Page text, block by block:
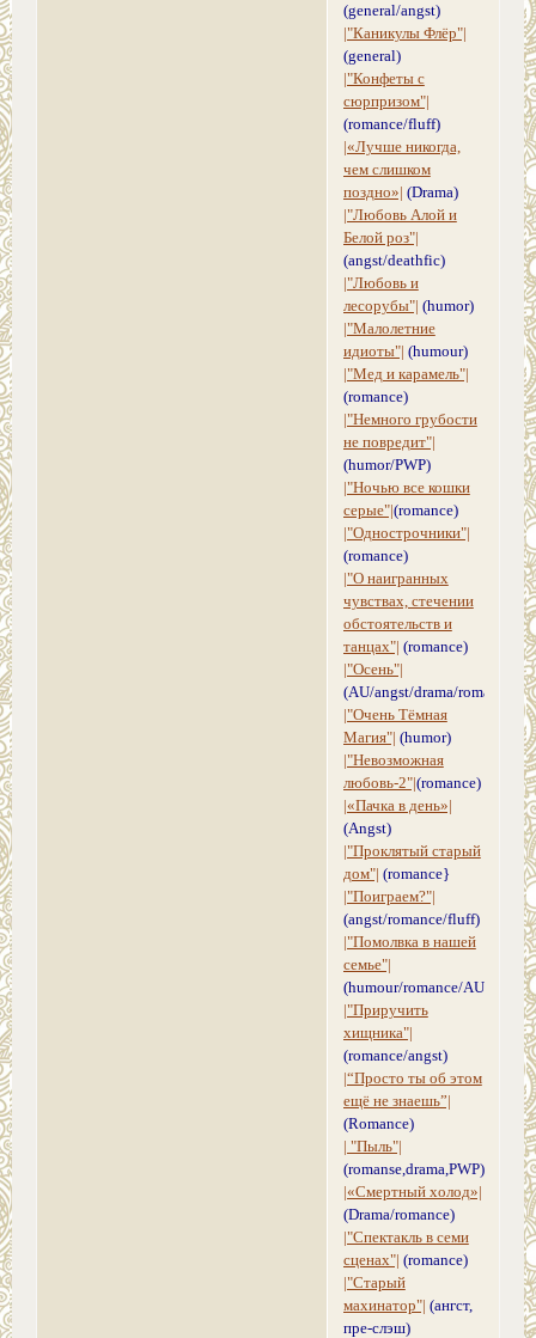
(general/angst)
|"Каникулы Флёр"|
(general)
|"Конфеты с
сюрпризом"|
(romance/fluff)
|«Лучше никогда,
чем слишком
поздно»| (Drama)
|"Любовь Алой и
Белой роз"|
(angst/deathfic)
|"Любовь и
лесорубы"| (humor)
|"Малолетние
идиоты"| (humour)
|"Мед и карамель"|
(romance)
|"Немного грубости
не повредит"|
(humor/PWP)
|"Ночью все кошки
серые"|(romance)
|"Однострочники"|
(romance)
|"О наигранных
чувствах, стечении
обстоятельств и
танцах"| (romance)
|"Осень"|
(AU/angst/drama/romance)
|"Очень Тёмная
Магия"| (humor)
|"Невозможная
любовь-2"|(romance)
|«Пачка в день»|
(Angst)
|"Проклятый старый
дом"| (romance}
|"Поиграем?"|
(angst/romance/fluff)
|"Помолвка в нашей
семье"|
(humour/romance/AU)
|"Приручить
хищника"|
(romance/angst)
|“Просто ты об этом
ещё не знаешь”|
(Romance)
| "Пыль"|
(romanse,drama,PWP)
|«Смертный холод»|
(Drama/romance)
|"Спектакль в семи
сценах"| (romance)
|"Старый
махинатор"| (ангст,
пре-слэш)